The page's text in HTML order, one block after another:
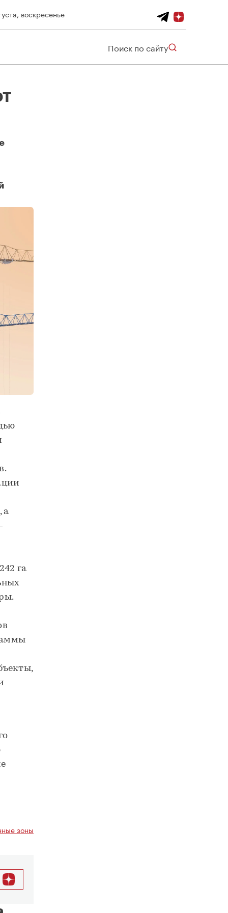
воскресенье
Поиск по сайту
а
га
зоны